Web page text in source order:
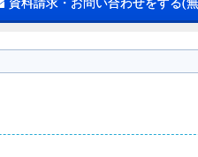
資料請求・お問い合わせをする(